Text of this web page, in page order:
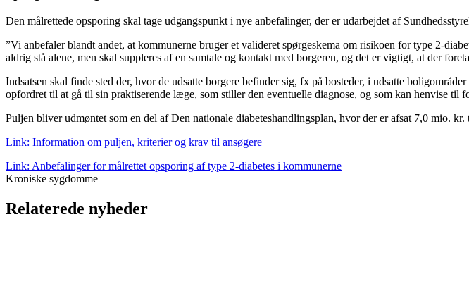
Den målrettede opsporing skal tage udgangspunkt i nye anbefalinger, der er udarbejdet af
”Vi anbefaler blandt andet, at kommunerne bruger et valideret spørgeskema om risikoen for type 2-
aldrig stå alene, men skal suppleres af en samtale og kontakt med borgeren, og det er vigtigt, at der
Indsatsen skal finde sted der, hvor de udsatte borgere befinder sig, fx på bosteder, i udsatte
opfordret til at gå til sin praktiserende læge, som stiller den eventuelle diagnose, og som kan henvise til
Puljen bliver udmøntet som en del af Den nationale diabeteshandlingsplan, hvor der er afsat 7,0 mio.
Link: Information om puljen, kriterier og krav til ansøgere
Link: Anbefalinger for målrettet opsporing af type 2-diabetes i kommunerne
Kroniske sygdomme
Relaterede nyheder